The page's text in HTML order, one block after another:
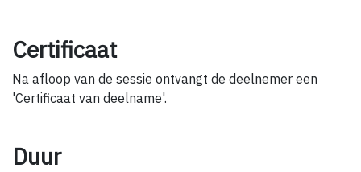
Certificaat
Na afloop van de sessie ontvangt de deelnemer een
'Certificaat van deelname'.
Duur